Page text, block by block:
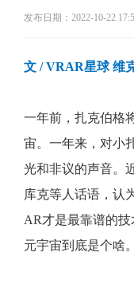
发布日期：2022-10-22
文 / VRAR星球 维
一年前，扎克伯格
宙。一年来，对小
光和非议的声音。
库克等人话语，认
AR才是最靠谱的
元宇宙到底是个啥